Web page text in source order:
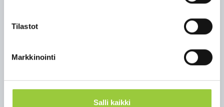
Tilastot
Markkinointi
Salli kaikki
Haastattelut järjestetään 31.8.2023.
Korpitien koulun ja Paltamon lukion rehtori Eija
Kurkinen-Kauppila, p. 044 288 5426, eija.kurkinen-